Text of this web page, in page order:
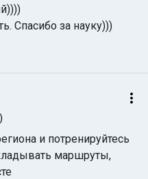
Спасибо за науку)))
и потренируйтесь
маршруты,